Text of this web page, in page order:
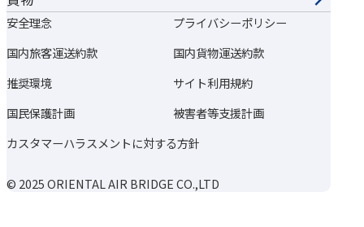
安全理念
プライバシーポリシー
国内旅客運送約款
国内貨物運送約款
推奨環境
サイト利用規約
国民保護計画
被害者等支援計画
カスタマーハラスメントに対する方針
© 2025 ORIENTAL AIR BRIDGE CO.,LTD